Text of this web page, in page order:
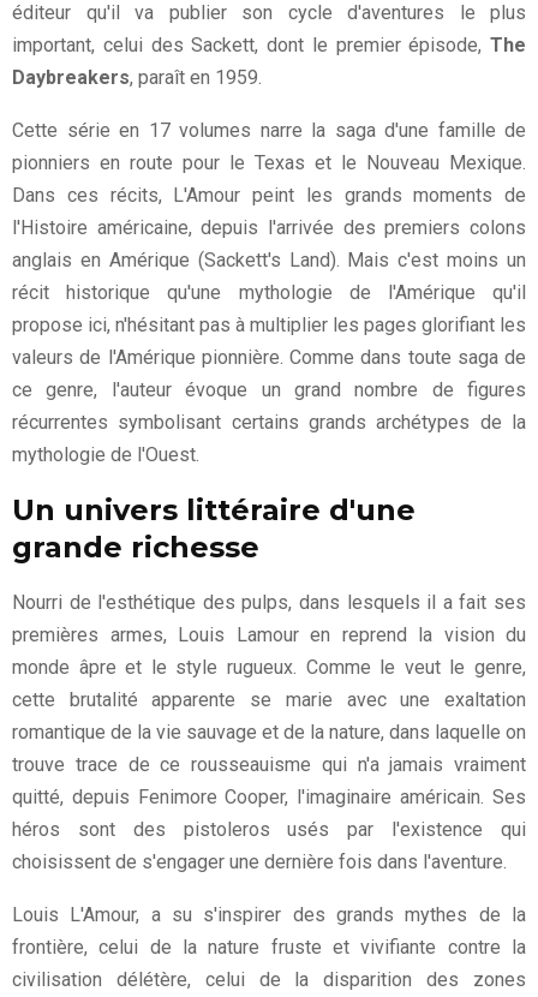
éditeur qu'il va publier son cycle d'aventures le plus
important, celui des Sackett, dont le premier épisode, The
Daybreakers, paraît en 1959.
Cette série en 17 volumes narre la saga d'une famille de
pionniers en route pour le Texas et le Nouveau Mexique.
Dans ces récits, L'Amour peint les grands moments de
l'Histoire américaine, depuis l'arrivée des premiers colons
anglais en Amérique (Sackett's Land). Mais c'est moins un
récit historique qu'une mythologie de l'Amérique qu'il
propose ici, n'hésitant pas à multiplier les pages glorifiant les
valeurs de l'Amérique pionnière. Comme dans toute saga de
ce genre, l'auteur évoque un grand nombre de figures
récurrentes symbolisant certains grands archétypes de la
mythologie de l'Ouest.
Un univers littéraire d'une
grande richesse
Nourri de l'esthétique des pulps, dans lesquels il a fait ses
premières armes, Louis Lamour en reprend la vision du
monde âpre et le style rugueux. Comme le veut le genre,
cette brutalité apparente se marie avec une exaltation
romantique de la vie sauvage et de la nature, dans laquelle on
trouve trace de ce rousseauisme qui n'a jamais vraiment
quitté, depuis Fenimore Cooper, l'imaginaire américain. Ses
héros sont des pistoleros usés par l'existence qui
choisissent de s'engager une dernière fois dans l'aventure.
Louis L'Amour, a su s'inspirer des grands mythes de la
frontière, celui de la nature fruste et vivifiante contre la
civilisation délétère, celui de la disparition des zones